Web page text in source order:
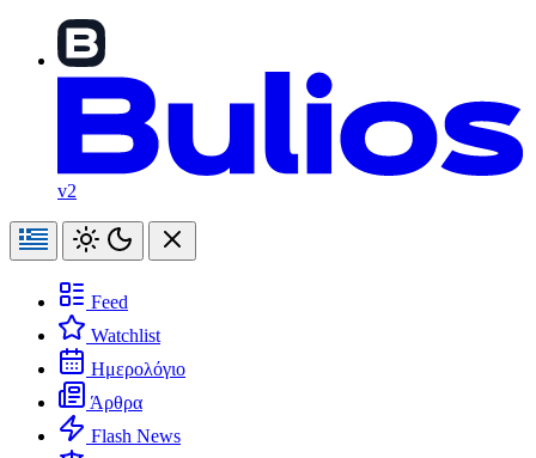
v2
Feed
Watchlist
Ημερολόγιο
Άρθρα
Flash News